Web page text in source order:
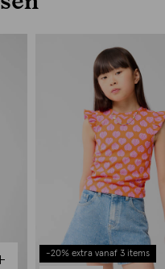
-20% extra vanaf 3 items